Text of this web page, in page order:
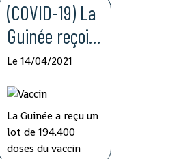
(COVID-19) La
Guinée reçoit
194.400 doses
du vaccin
d'AstraZeneca
dans le cadre
de l'initiative
Le 14/04/2021
La Guinée a reçu un
lot de 194.400
doses du vaccin